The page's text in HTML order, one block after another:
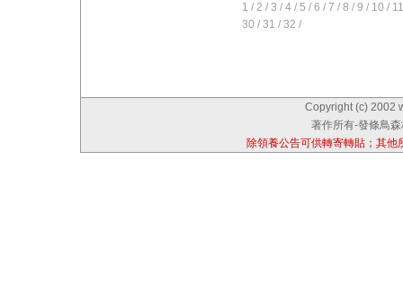
1 / 2 / 3 / 4 / 5 / 6 / 7 / 8 / 9 / 10 /
30 / 31 / 32 /
Copyright (c) 2002
著作所有-發條鳥
除領養公告可供轉寄轉貼；其